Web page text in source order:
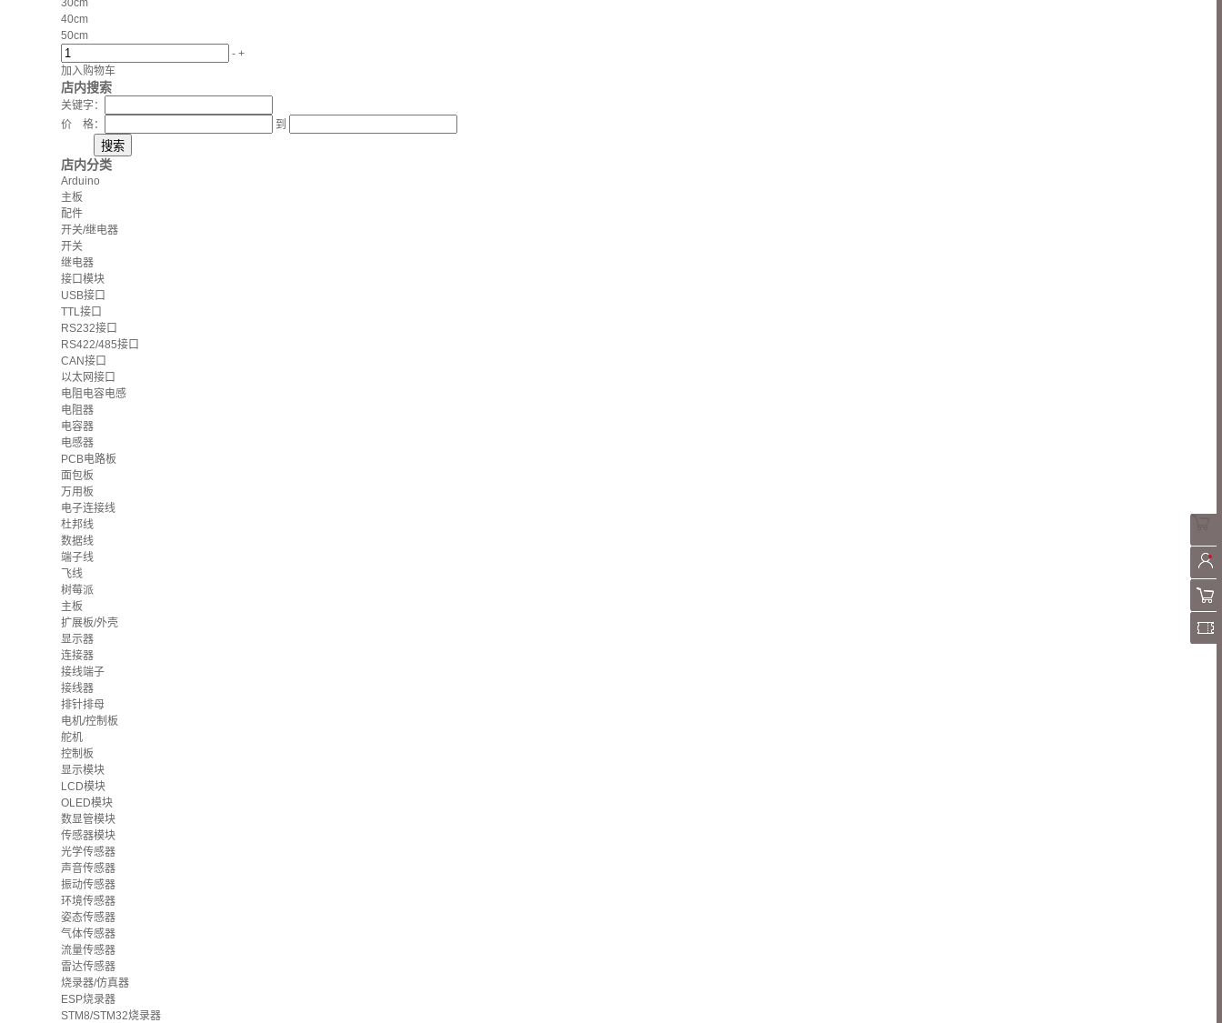
30cm
40cm
50cm
- +
加入购物车
店内搜索
关键字：
价 格：
到
店内分类
Arduino
主板
配件
开关/继电器
开关
继电器
接口模块
USB接口
TTL接口
RS232接口
RS422/485接口
CAN接口
以太网接口
电阻电容电感
电阻器
电容器
电感器
PCB电路板
面包板
万用板
电子连接线
杜邦线
数据线
端子线
飞线
树莓派
主板
扩展板/外壳
显示器
连接器
接线端子
接线器
排针排母
电机/控制板
舵机
控制板
显示模块
LCD模块
OLED模块
数显管模块
传感器模块
光学传感器
声音传感器
振动传感器
环境传感器
姿态传感器
气体传感器
流量传感器
雷达传感器
烧录器/仿真器
ESP烧录器
STM8/STM32烧录器